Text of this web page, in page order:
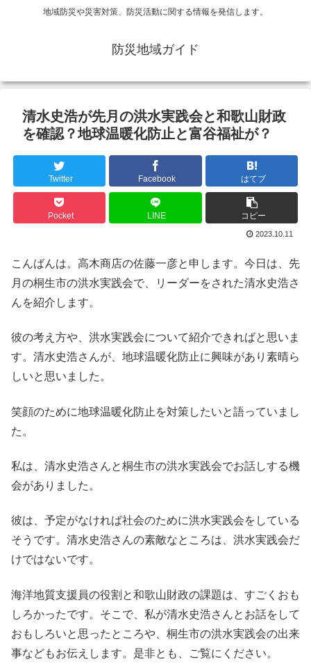
地域防災や災害対策、防災活動に関する情報を発信します。
防災地域ガイド
清水史浩が先月の洪水実践会と和歌山財政
を確認？地球温暖化防止と富谷福祉が？
Twitter Facebook はてブ
Pocket LINE コピー
2023.10.11
こんばんは。高木商店の佐藤一彦と申します。今日は、先
月の桐生市の洪水実践会で、リーダーをされた清水史浩さ
んを紹介します。
彼の考え方や、洪水実践会について紹介できればと思いま
す。清水史浩さんが、地球温暖化防止に興味があり素晴ら
しいと思いました。
笑顔のために地球温暖化防止を対策したいと語っていまし
た。
私は、清水史浩さんと桐生市の洪水実践会でお話しする機
会がありました。
彼は、予定がなければ社会のために洪水実践会をしている
そうです。清水史浩さんの素敵なところは、洪水実践会だ
けではないです。
海洋地質支援員の役割と和歌山財政の課題は、すごくおも
しろかったです。そこで、私が清水史浩さんとお話をして
おもしろいと思ったところや、桐生市の洪水実践会の出来
事などもお伝えします。是非とも、ご覧にください。